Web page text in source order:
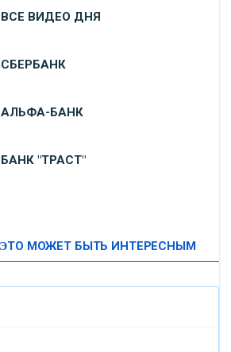
ВСЕ ВИДЕО ДНЯ
СБЕРБАНК
АЛЬФА-БАНК
БАНК "ТРАСТ"
ЭТО МОЖЕТ БЫТЬ ИНТЕРЕСНЫМ